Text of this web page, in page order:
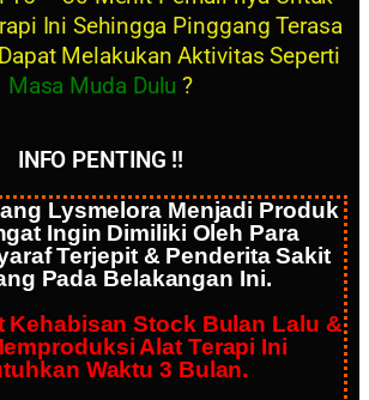
Ini Sehingga Pinggang Terasa
Melakukan Aktivitas Seperti
Masa Muda Dulu ?
INFO PENTING !!
Lysmelora Menjadi Produk
Ingin Dimiliki Oleh Para
Terjepit & Penderita Sakit
Pada Belakangan Ini.
Kehabisan Stock Bulan Lalu &
Alat Terapi Ini
Waktu 3 Bulan.